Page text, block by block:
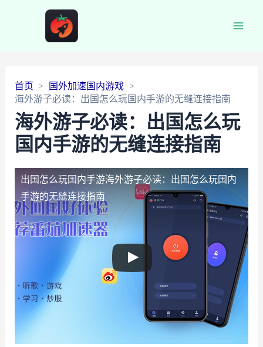
首页
国外加速国内游戏
海外游子必读：出国怎么玩国内手游的无缝连接指南
海外游子必读：出国怎么玩
国内手游的无缝连接指南
出国怎么玩国内手游海外游子必读：出国怎么玩国内
手游的无缝连接指南